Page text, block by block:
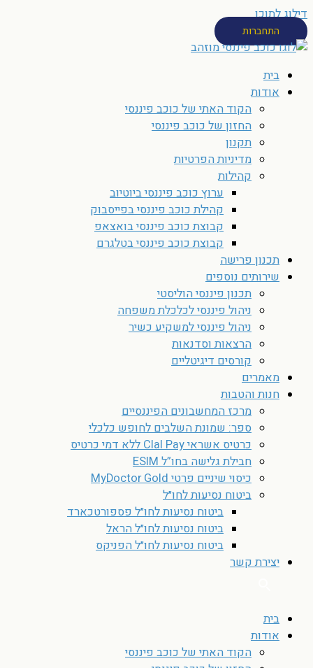
דילוג לתוכן
התחברות
בית
אודות
הקוד האתי של כוכב פיננסי
החזון של כוכב פיננסי
תקנון
מדיניות הפרטיות
קהילות
ערוץ כוכב פיננסי ביוטיוב
קהילת כוכב פיננסי בפייסבוק
קבוצת כוכב פיננסי בואצאפ
קבוצת כוכב פיננסי בטלגרם
תכנון פרישה
שירותים נוספים
תכנון פיננסי הוליסטי
ניהול פיננסי לכלכלת משפחה
ניהול פיננסי למשקיע כשיר
הרצאות וסדנאות
קורסים דיגיטליים
מאמרים
חנות והטבות
מרכז המחשבונים הפיננסיים
ספר: שמונת השלבים לחופש כלכלי
כרטיס אשראי Clal Pay ללא דמי כרטיס
חבילת גלישה בחו”ל ESIM
כיסוי שיניים פרטי MyDoctor Gold
ביטוח נסיעות לחו״ל
ביטוח נסיעות לחו״ל פספורטכארד
ביטוח נסיעות לחו״ל הראל
ביטוח נסיעות לחו״ל הפניקס
יצירת קשר
בית
אודות
הקוד האתי של כוכב פיננסי